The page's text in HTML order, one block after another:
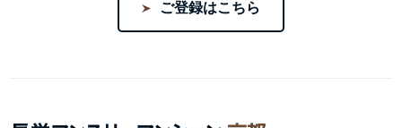
ご登録はこちら